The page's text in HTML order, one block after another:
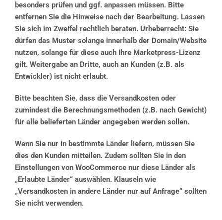
besonders prüfen und ggf. anpassen müssen. Bitte
entfernen Sie die Hinweise nach der Bearbeitung. Lassen
Sie sich im Zweifel rechtlich beraten. Urheberrecht: Sie
dürfen das Muster solange innerhalb der Domain/Website
nutzen, solange für diese auch Ihre Marketpress-Lizenz
gilt. Weitergabe an Dritte, auch an Kunden (z.B. als
Entwickler) ist nicht erlaubt.
Bitte beachten Sie, dass die Versandkosten oder
zumindest die Berechnungsmethoden (z.B. nach Gewicht)
für alle belieferten Länder angegeben werden sollen.
Wenn Sie nur in bestimmte Länder liefern, müssen Sie
dies den Kunden mitteilen. Zudem sollten Sie in den
Einstellungen von WooCommerce nur diese Länder als
„Erlaubte Länder“ auswählen. Klauseln wie
„Versandkosten in andere Länder nur auf Anfrage“ sollten
Sie nicht verwenden.